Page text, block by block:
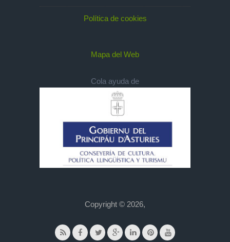
Política de cookies
Mapa del Web
Cola ayuda de
Copyright © 2026,